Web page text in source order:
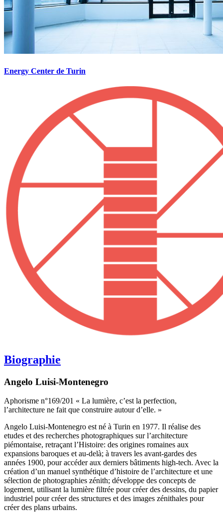
Energy Center de Turin
Biographie
Angelo Luisi-Montenegro
Aphorisme n°169/201 « La lumière, c’est la perfection,
l’architecture ne fait que construire autour d’elle. »
Angelo Luisi-Montenegro est né à Turin en 1977. Il réalise des
etudes et des recherches photographiques sur l’architecture
piémontaise, retraçant l’Histoire: des origines romaines aux
expansions baroques et au-delà; à travers les avant-gardes des
années 1900, pour accéder aux derniers bâtiments high-tech. Avec la
création d’un manuel synthétique d’histoire de l’architecture et une
sélection de photographies zénith; développe des concepts de
logement, utilisant la lumière filtrée pour créer des dessins, du papier
industriel pour créer des structures et des images zénithales pour
créer des plans urbains.